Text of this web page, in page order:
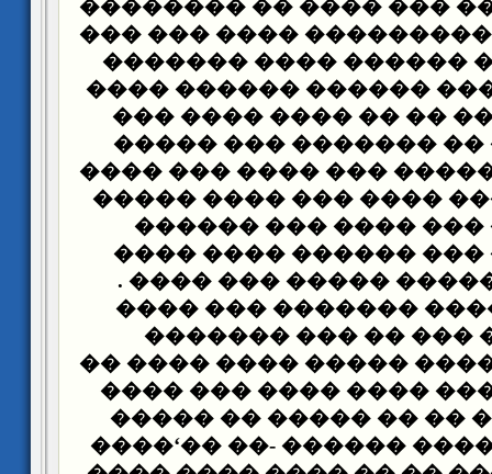
����� ����� �� ���
����� �� ���
��� ���� ��� ������
:����� "�������
��� �� ���"�� �� ��
����� ���� ��
������ ���� ����� ���
������ ������ ����
������ �� ��� ����
������ ��� ���
����� ��� �����
����� �������
����� ��� ��� ��
������� ��� ����
�� ���� ������ ����
��� ������� �� ��
���� � �� �� ����